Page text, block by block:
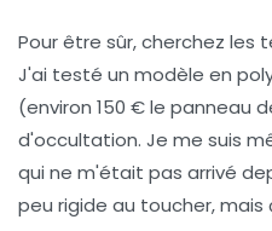
Pour être sûr, cherchez les
J'ai testé un modèle en
(environ 150 € le panneau
d'occultation. Je me suis
qui ne m'était pas arrivé
peu rigide au toucher,